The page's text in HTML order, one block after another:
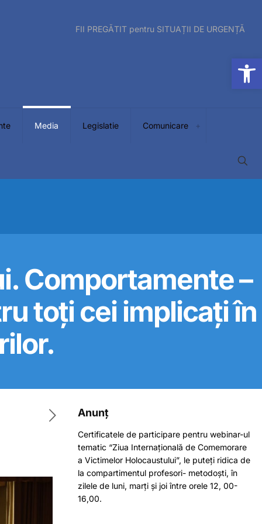
Media Legislatie Comunicare
FII PREGĂTIT pentru SITUAȚII DE URGENȚĂ
Comportamente –
toți cei implicați în
Anunț
Certificatele de participare pentru webinar-ul
tematic “Ziua Internațională de Comemorare
a Victimelor Holocaustului”, le puteți ridica de
la compartimentul profesori- metodoști, în
zilele de luni, marți și joi între orele 12, 00-
16,00.